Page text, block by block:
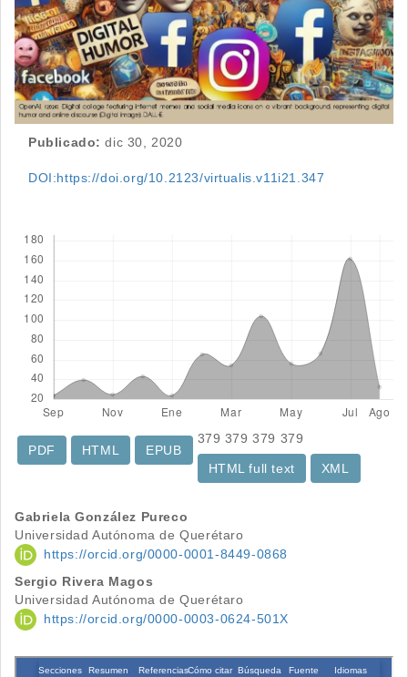
Publicado: dic 30, 2020
DOI:https://doi.org/10.2123/virtualis.v11i21.347
379
PDF
379
HTML
379
EPUB
379
HTML full text XML
Contenido
principal
del
artículo
Gabriela González Pureco
Universidad Autónoma de Querétaro
https://orcid.org/0000-0001-8449-0868
Sergio Rivera Magos
Universidad Autónoma de Querétaro
https://orcid.org/0000-0003-0624-501X